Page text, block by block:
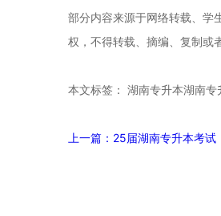
部分内容来源于网络转载、学
权，不得转载、摘编、复制或
本文标签： 湖南专升本湖南专
上一篇：25届湖南专升本考